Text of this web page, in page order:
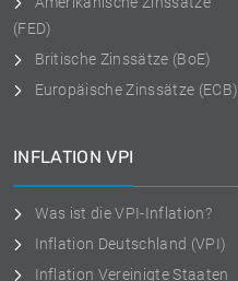
(FED)
Britische Zinssätze (BoE)
Europäische Zinssätze (ECB)
INFLATION VPI
Was ist die VPI-Inflation?
Inflation Deutschland (VPI)
Inflation Vereinigte Staaten